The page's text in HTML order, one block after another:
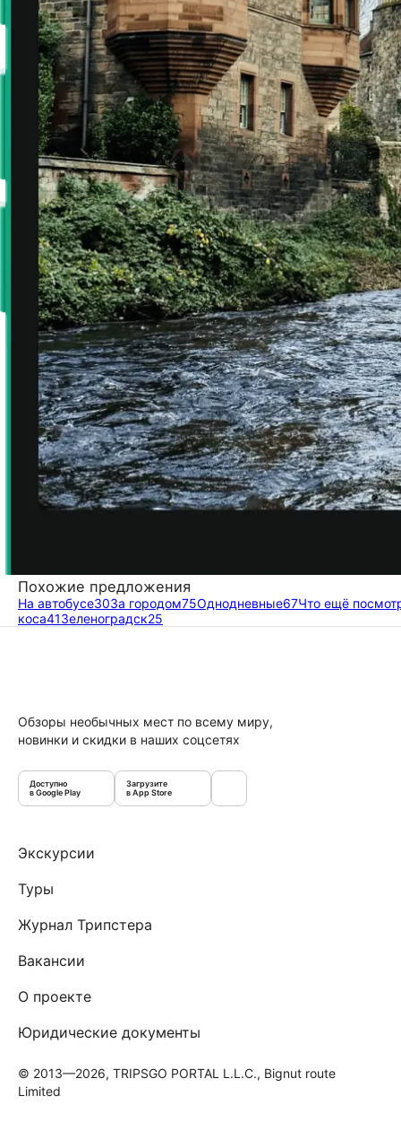
Похожие предложения
На автобусе30За городом75Однодневные67Что ещё
коса41Зеленоградск25
Обзоры необычных мест по всему миру,
новинки и скидки в наших соцсетях
Доступно
в Google Play
Загрузите
в App Store
Экскурсии
Туры
Журнал Трипстера
Вакансии
О проекте
Юридические документы
© 2013—2026, TRIPSGO PORTAL L.L.C., Bignut route
Limited